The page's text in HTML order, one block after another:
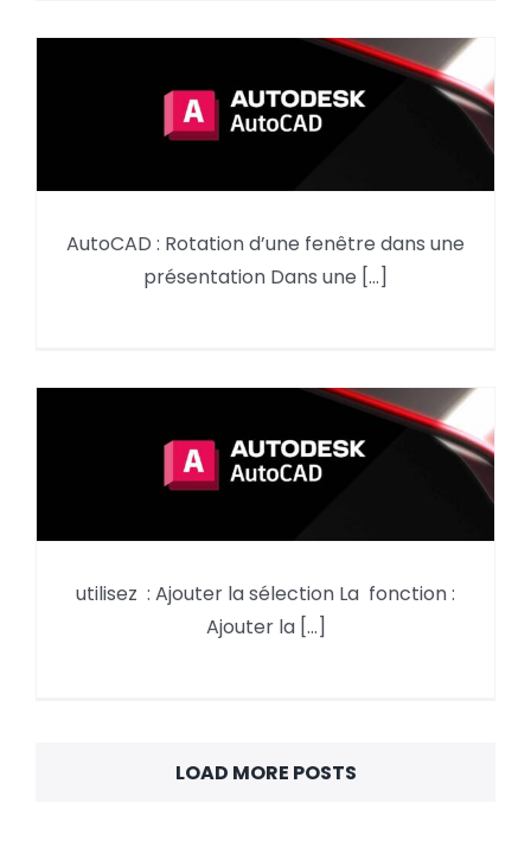
AutoCAD Rotation d’une fenêtre
dans une présentation
AutoCAD : Rotation d’une fenêtre dans une
présentation Dans une [...]
AutoCAD, utilisez : Ajouter la
sélection
utilisez : Ajouter la sélection La fonction :
Ajouter la [...]
LOAD MORE POSTS